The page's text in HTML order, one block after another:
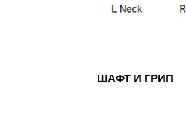
ШАФТ И ГРИП